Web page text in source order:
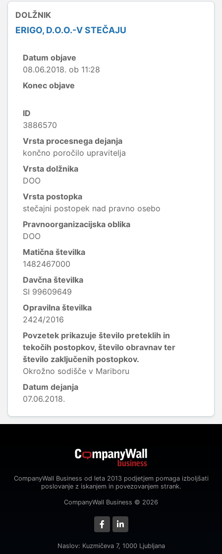
DOLŽNIK
ERIGO, D.O.O.-V STEČAJU
Datum objave
08.06.2018. ob 11:28
Konec objave
ID
3886570
Vrsta procesnega dejanja
končno poročilo upravitelja
Vrsta dolžnika
DOO
Vrsta postopka
stečajni postopek nad pravno osebo
Pravnoorganizacijska oblika
DOO
Matična številka
1482467000
Davčna številka
SI 99609649
Opravilna številka
2424/2016
Povzetek prikazuje število preteklih in
tekočih postopkov, število obravnav ter
število zaključenih postopkov.
Okrožno sodišče v Mariboru
Datum dejanja
07.06.2018.
CompanyWall Business od leta 2013 podjetjem pomaga izboljšati
poslovanje z iskanjem in povezovanjem strank.
CompanyWall Business © 2026
Naslov: Kuzmičeva 7, 1000 Ljubljana